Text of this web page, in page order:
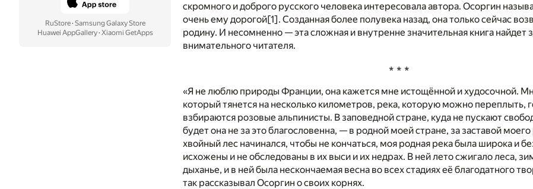
RuStore· Samsung Galaxy Store
Huawei AppGallery· Xiaomi GetApps
скромного и доброго русского человека интересовала автора. Осоргин
очень ему дорогой[1] . Созданная более полувека назад, она только сейчас
родину. И несомненно — эта сложная и внутренне значительная книга найдет
внимательного читателя.
* * *
«Я не люблю природы Франции, она кажется мне истощённой и худосочной.
который тянется на несколько километров, река, которую можно переплыть,
взбираются розовые альпинисты. В заповедной стране, куда не пускают
будет она не за это благословенна, — в родной моей стране, за заставой
хвойный лес начинался, чтобы не кончаться, моя родная река была широка и
исхожены и не обследованы в их выси и их недрах. В ней лето сжигало леса,
дыханье, и в ней была нескончаемая весна во всех стадиях её благодатного
так рассказывал Осоргин о своих корнях.